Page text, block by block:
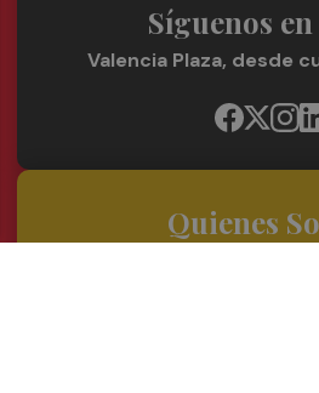
Síguenos
Valencia Plaza, desde
Quienes